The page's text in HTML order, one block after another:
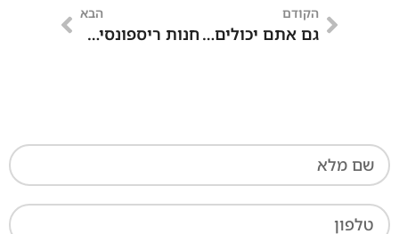
הקודם
גם אתם יכולים למכור ברשת
הבא
חנות ריספונסיבית או אפליקציה למסחר?